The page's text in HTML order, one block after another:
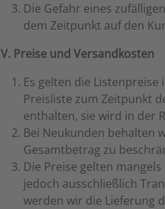
Die Gefahr eines
dem Zeitpunkt auf den
V. Preise und Versandkosten
Es gelten die Listenpreise
Preisliste zum Zeitpunkt
enthalten, sie wird in der
Bei Neukunden behalten
Gesamtbetrag zu
Die Preise gelten
jedoch ausschließlich
werden wir die Lieferung